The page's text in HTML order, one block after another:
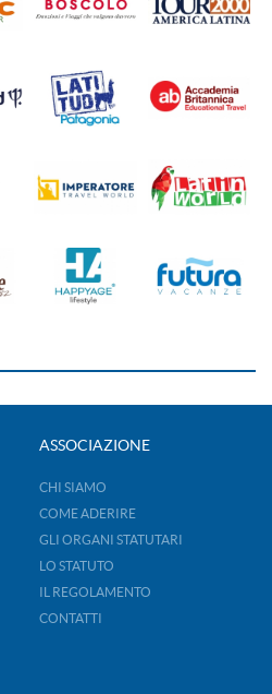
ASSOCIAZIONE
CHI SIAMO
COME ADERIRE
GLI ORGANI STATUTARI
LO STATUTO
IL REGOLAMENTO
CONTATTI